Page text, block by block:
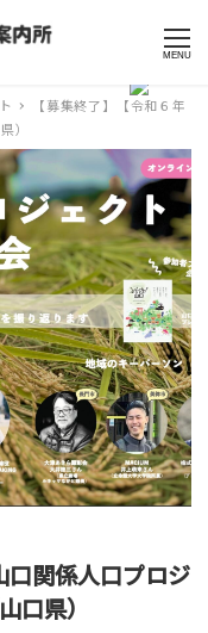
MENU
【募集終了】【令和６年
）
口関係人口プロジ
口県）